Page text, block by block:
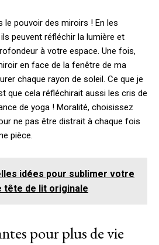
pouvoir des miroirs ! En les
peuvent réfléchir la lumière et
à votre espace. Une fois,
en face de la fenêtre de ma
chaque rayon de soleil. Ce que je
que cela réfléchirait aussi les cris de
de yoga ! Moralité, choisissez
ne pas être distrait à chaque fois
pièce.
idées pour sublimer votre
tête de lit originale
pour plus de vie